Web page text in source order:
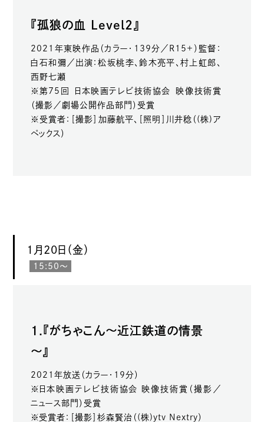
『孤狼の血 Level2』
2021年東映作品（カラー・139分／R15+）監督：
白石和彌／出演：松坂桃李、鈴木亮平、村上虹郎、
西野七瀬
※第75回 日本映画テレビ技術協会 映像技術賞
（撮影／劇場公開作品部門）受賞
※受賞者：［撮影］加藤航平、［照明］川井稔（(株)ア
ペックス）
1月20日（金）
15:50～
1.『がちゃこん～近江鉄道の情景
～』
2021年放送（カラー・19分）
※日本映画テレビ技術協会 映像技術賞（撮影／
ニュース部門）受賞
※受賞者：［撮影］杉森賢治（(株)ytv Nextry）